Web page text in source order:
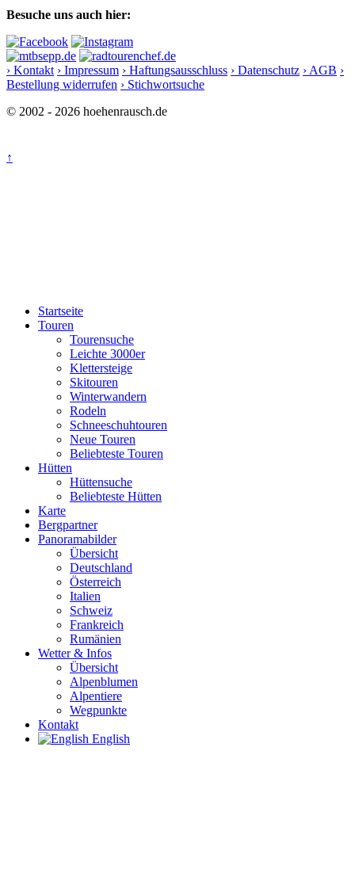
Besuche uns auch hier:
› Kontakt › Impressum › Haftungsausschluss › Datenschutz › AGB ›
Bestellung widerrufen › Stichwortsuche
© 2002 - 2026 hoehenrausch.de
↑
Startseite
Touren
Tourensuche
Leichte 3000er
Klettersteige
Skitouren
Winterwandern
Rodeln
Schneeschuhtouren
Neue Touren
Beliebteste Touren
Hütten
Hüttensuche
Beliebteste Hütten
Karte
Bergpartner
Panoramabilder
Übersicht
Deutschland
Österreich
Italien
Schweiz
Frankreich
Rumänien
Wetter & Infos
Übersicht
Alpenblumen
Alpentiere
Wegpunkte
Kontakt
English